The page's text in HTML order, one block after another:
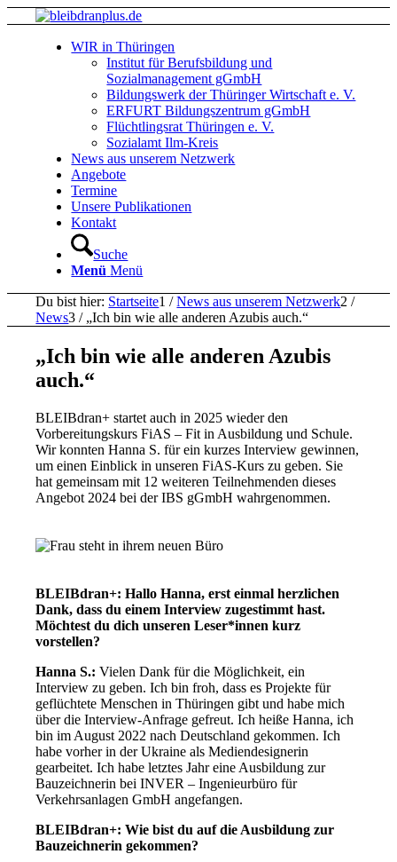
WIR in Thüringen
Institut für Berufsbildung und
Sozialmanagement gGmbH
Bildungswerk der Thüringer Wirtschaft e. V.
ERFURT Bildungszentrum gGmbH
Flüchtlingsrat Thüringen e. V.
Sozialamt Ilm-Kreis
News aus unserem Netzwerk
Angebote
Termine
Unsere Publikationen
Kontakt
Suche
Menü Menü
Du bist hier: Startseite1 / News aus unserem Netzwerk2 /
News3 / „Ich bin wie alle anderen Azubis auch.“
„Ich bin wie alle anderen Azubis
auch.“
BLEIBdran+ startet auch in 2025 wieder den
Vorbereitungskurs FiAS – Fit in Ausbildung und Schule.
Wir konnten Hanna S. für ein kurzes Interview gewinnen,
um einen Einblick in unseren FiAS-Kurs zu geben. Sie
hat gemeinsam mit 12 weiteren Teilnehmenden dieses
Angebot 2024 bei der IBS gGmbH wahrgenommen.
BLEIBdran+: Hallo Hanna, erst einmal herzlichen
Dank, dass du einem Interview zugestimmt hast.
Möchtest du dich unseren Leser*innen kurz
vorstellen?
Hanna S.: Vielen Dank für die Möglichkeit, ein
Interview zu geben. Ich bin froh, dass es Projekte für
geflüchtete Menschen in Thüringen gibt und habe mich
über die Interview-Anfrage gefreut. Ich heiße Hanna, ich
bin im August 2022 nach Deutschland gekommen. Ich
habe vorher in der Ukraine als Mediendesignerin
gearbeitet. Ich habe letztes Jahr eine Ausbildung zur
Bauzeichnerin bei INVER – Ingenieurbüro für
Verkehrsanlagen GmbH angefangen.
BLEIBdran+: Wie bist du auf die Ausbildung zur
Bauzeichnerin gekommen?